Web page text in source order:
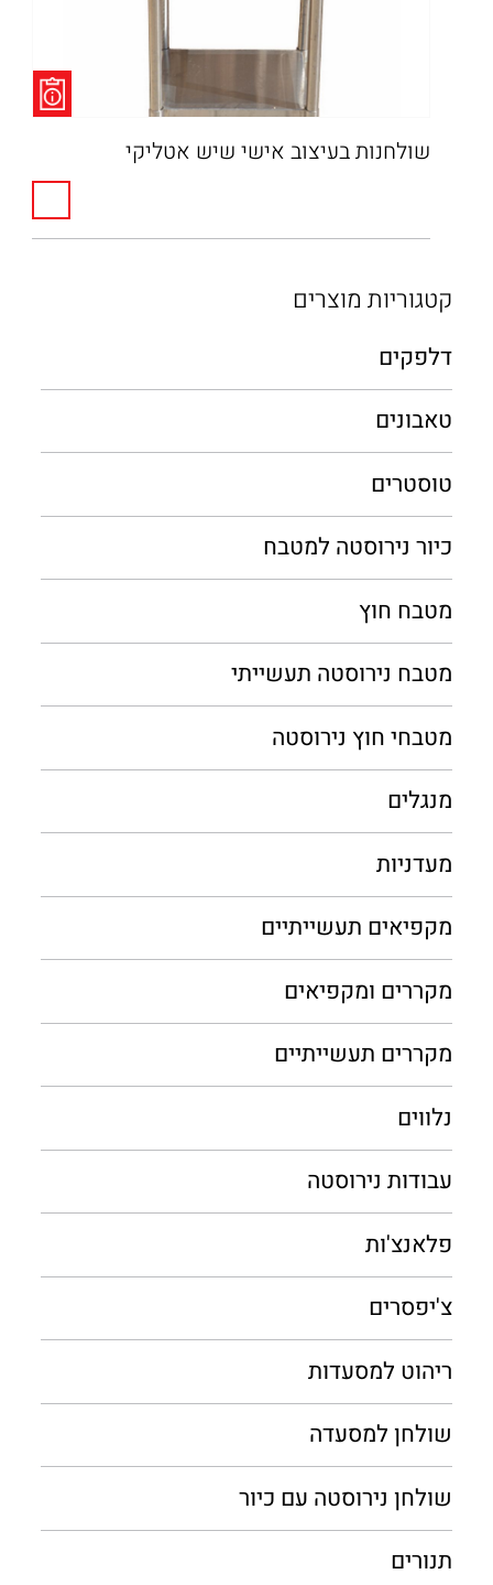
קטגוריות מוצרים
דלפקים
טאבונים
טוסטרים
כיור נירוסטה למטבח
מטבח חוץ
מטבח נירוסטה תעשייתי
מטבחי חוץ נירוסטה
מנגלים
מעדניות
מקפיאים תעשייתיים
מקררים ומקפיאים
מקררים תעשייתיים
נלווים
עבודות נירוסטה
פלאנצ'ות
צ'יפסרים
ריהוט למסעדות
שולחן למסעדה
שולחן נירוסטה עם כיור
תנורים
שולחנות בעיצוב אישי שיש אטליקי